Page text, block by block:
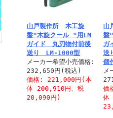
山戸製作所 木工旋
盤"木旋クール "用LM
ガイド 丸刃物付前後
送り LM-1000型
メーカー希望小売価格:
232,650円(税込)
価格: 221,000円(本
体 200,910円、税
20,090円)
山
盤
ガ
送
個
メ
価
体